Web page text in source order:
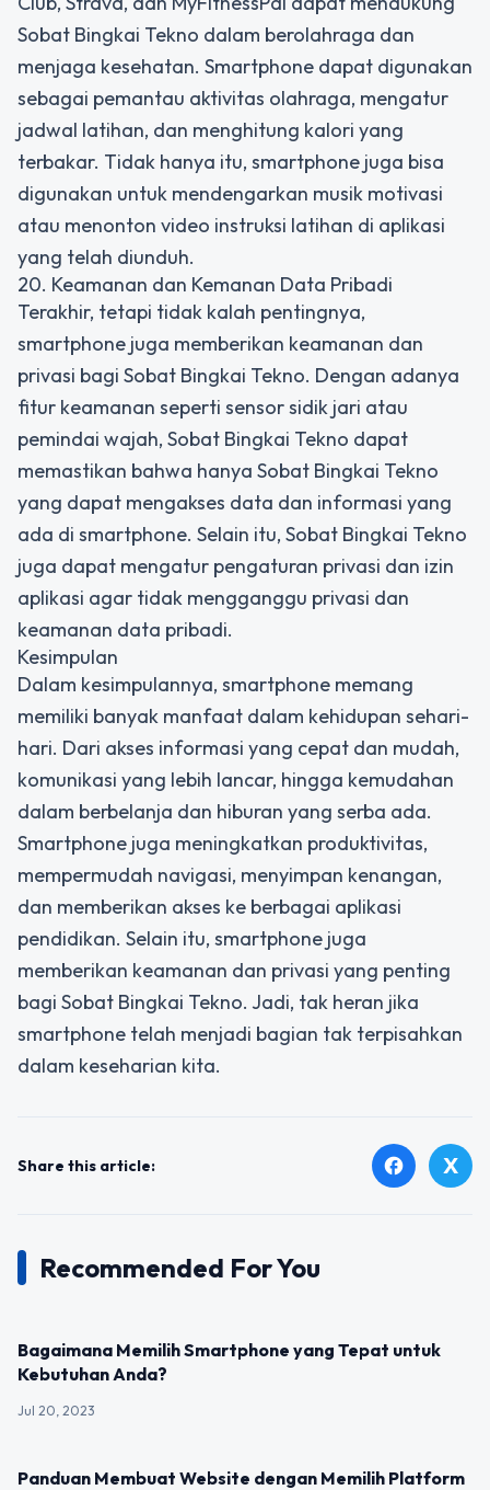
Sobat Bingkai Tekno dalam berolahraga dan
menjaga kesehatan. Smartphone dapat digunakan
sebagai pemantau aktivitas olahraga, mengatur
jadwal latihan, dan menghitung kalori yang
terbakar. Tidak hanya itu, smartphone juga bisa
digunakan untuk mendengarkan musik motivasi
atau menonton video instruksi latihan di aplikasi
yang telah diunduh.
20. Keamanan dan Kemanan Data Pribadi
Terakhir, tetapi tidak kalah pentingnya,
smartphone juga memberikan keamanan dan
privasi bagi Sobat Bingkai Tekno. Dengan adanya
fitur keamanan seperti sensor sidik jari atau
pemindai wajah, Sobat Bingkai Tekno dapat
memastikan bahwa hanya Sobat Bingkai Tekno
yang dapat mengakses data dan informasi yang
ada di smartphone. Selain itu, Sobat Bingkai Tekno
juga dapat mengatur pengaturan privasi dan izin
aplikasi agar tidak mengganggu privasi dan
keamanan data pribadi.
Kesimpulan
Dalam kesimpulannya, smartphone memang
memiliki banyak manfaat dalam kehidupan sehari-
hari. Dari akses informasi yang cepat dan mudah,
komunikasi yang lebih lancar, hingga kemudahan
dalam berbelanja dan hiburan yang serba ada.
Smartphone juga meningkatkan produktivitas,
mempermudah navigasi, menyimpan kenangan,
dan memberikan akses ke berbagai aplikasi
pendidikan. Selain itu, smartphone juga
memberikan keamanan dan privasi yang penting
bagi Sobat Bingkai Tekno. Jadi, tak heran jika
smartphone telah menjadi bagian tak terpisahkan
dalam keseharian kita.
Share this article: facebook X
Recommended For You
Bagaimana Memilih Smartphone yang Tepat untuk
Kebutuhan Anda?
Jul 20, 2023
Panduan Membuat Website dengan Memilih Platform